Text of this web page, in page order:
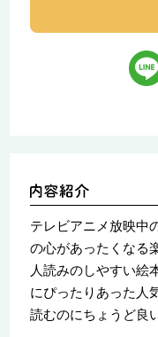
テレビアニメ放映中
の心があったくなる
人読みのしやすい絵
にぴったりあった人
読むのにちょうど良